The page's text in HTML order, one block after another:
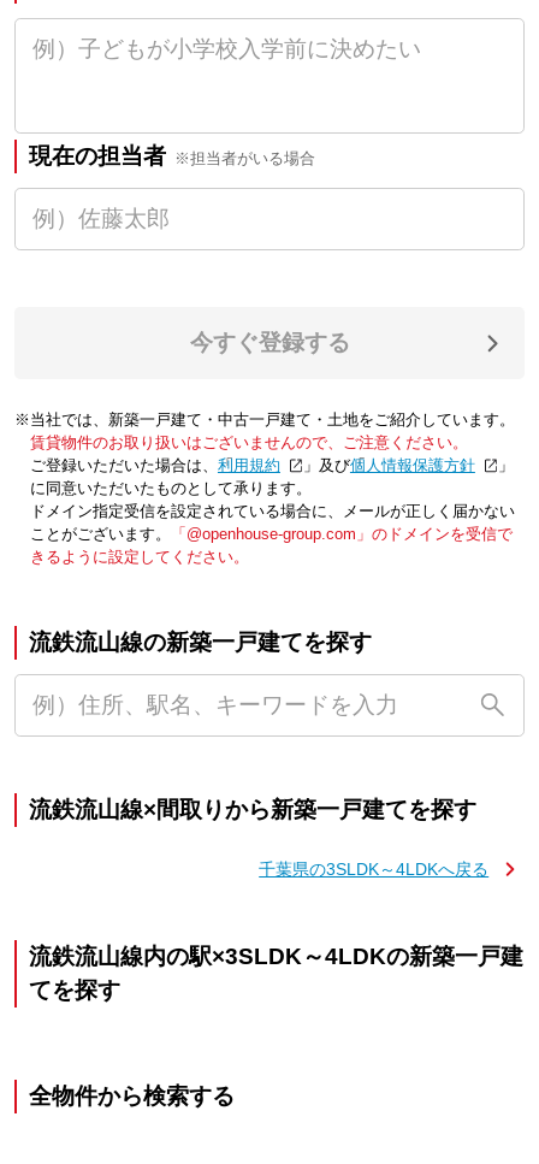
現在の担当者 ※担当者がいる場合
今すぐ登録する
※当社では、新築一戸建て・中古一戸建て・土地をご紹介しています。
賃貸物件のお取り扱いはございませんので、ご注意ください。
ご登録いただいた場合は、「利用規約 」及び「個人情報保護方針
」
に同意いただいたものとして承ります。
ドメイン指定受信を設定されている場合に、メールが正しく届かない
ことがございます。
「@openhouse-group.com」のドメインを受信で
きるように設定してください。
流鉄流山線の新築一戸建てを探す
流鉄流山線×間取りから新築一戸建てを探す
千葉県の3SLDK～4LDKへ戻る
流鉄流山線内の駅×3SLDK～4LDKの新築一戸建
てを探す
全物件から検索する